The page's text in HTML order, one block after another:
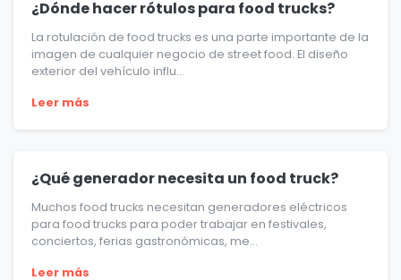
¿Dónde hacer rótulos para food trucks?
La rotulación de food trucks es una parte importante de la
imagen de cualquier negocio de street food. El diseño
exterior del vehículo influ...
Leer más
¿Qué generador necesita un food truck?
Muchos food trucks necesitan generadores eléctricos
para food trucks para poder trabajar en festivales,
conciertos, ferias gastronómicas, me...
Leer más